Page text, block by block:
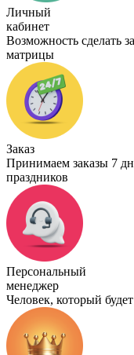
Личный
кабинет
Возможность сделать
матрицы
Заказ
Принимаем заказы 7
праздников
Персональный
менеджер
Человек, который